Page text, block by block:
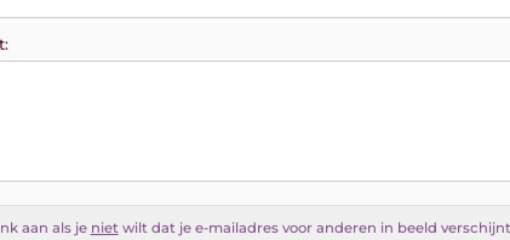
aan als je nietwilt dat je e-mailadres voor anderen in beeld verschijnt